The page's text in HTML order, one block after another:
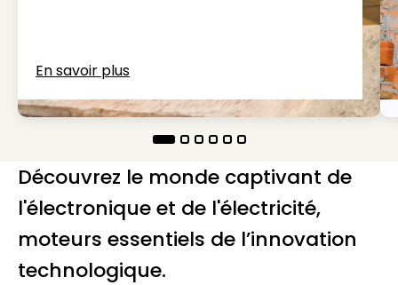
En savoir plus
Découvrez le monde captivant de
l'électronique et de l'électricité,
moteurs essentiels de l’innovation
technologique.